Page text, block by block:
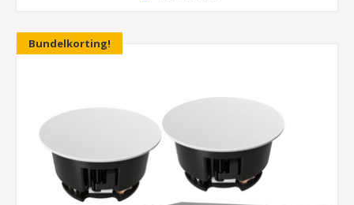
Bundelkorting!